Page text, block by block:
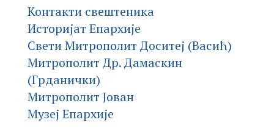
Контакти свештеника
Историјат Епархије
Свети Митрополит Доситеј (Васић)
Митрополит Др. Дамаскин
(Грданички)
Митрополит Јован
Музеј Епархије